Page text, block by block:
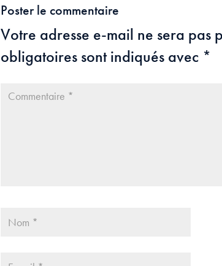
Poster le commentaire
Votre adresse e-mail ne sera pas
obligatoires sont indiqués avec *